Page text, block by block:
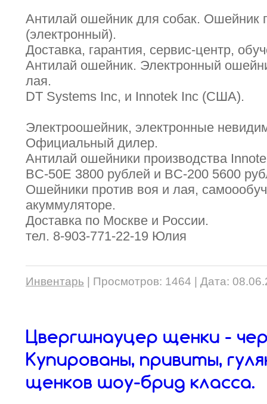
Антилай ошейник для собак. Ошейник
(электронный).
Доставка, гарантия, сервис-центр,
Антилай ошейник. Электронный
лая.
DT Systems Inc, и Innotek Inc (США).
Электроошейник, электронные
Официальный дилер.
Антилай ошейники производства
BC-50E 3800 рублей и BC-200 5600
Ошейники против воя и лая,
акуммуляторе.
Доставка по Москве и России.
тел. 8-903-771-22-19 Юлия
Инвентарь Просмотров: 1464 Дата:
Цвергшнауцер щенки -
Купированы, привиты,
щенков шоу-брид класса.